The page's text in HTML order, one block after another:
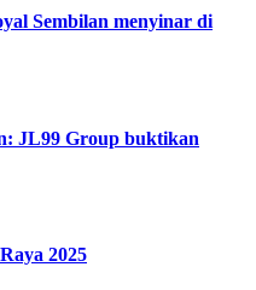
Sembilan menyinar di
JL99 Group buktikan
2025